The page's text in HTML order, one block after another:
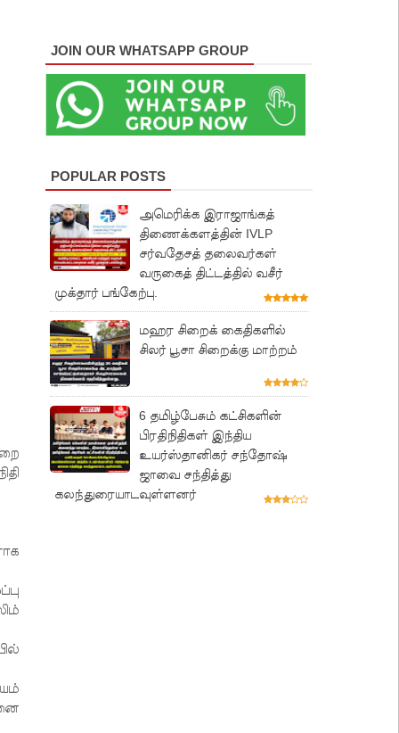
JOIN OUR WHATSAPP GROUP
POPULAR POSTS
அமெரிக்க இராஜாங்கத்
திணைக்களத்தின் IVLP
சர்வதேசத் தலைவர்கள்
வருகைத் திட்டத்தில் வசீர்
முக்தார் பங்கேற்பு.
மஹர சிறைக் கைதிகளில்
சிலர் பூசா சிறைக்கு மாற்றம்
6 தமிழ்பேசும் கட்சிகளின்
பிரதிநிதிகள் இந்திய
உயர்ஸ்தானிகர் சந்தோஷ்
ஜாவை சந்தித்து
கலந்துரையாடவுள்ளனர்